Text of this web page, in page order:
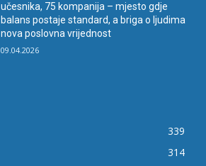
učesnika, 75 kompanija – mjesto gdje
balans postaje standard, a briga o ljudima
nova poslovna vrijednost
09.04.2026
339
314